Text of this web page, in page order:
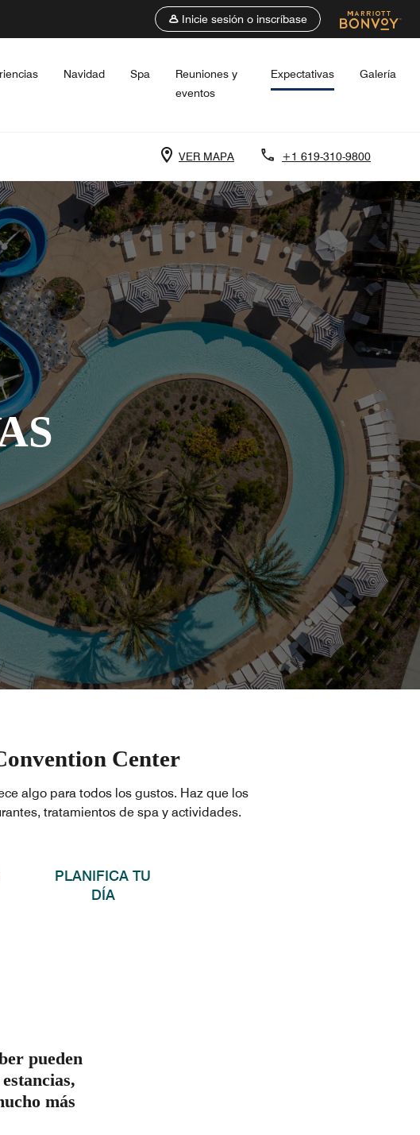
Inicie sesión o inscríbase
Navidad Spa
Reuniones y
eventos
Expectativas Galería
VER MAPA +1 619-310-9800
Center
algo para todos los gustos. Haz que los
tratamientos de spa y actividades.
PLANIFICA TU
DÍA
pueden
más